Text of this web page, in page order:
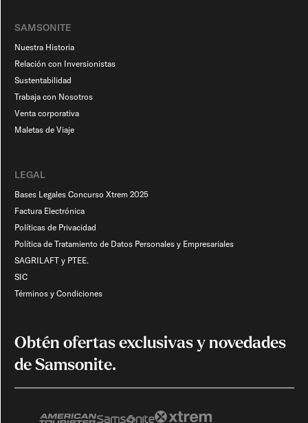
SAMSONITE
Nuestra Historia
Relación con Inversionistas
Sustentabilidad
Trabaja con Nosotros
Venta corporativa
Maletas de Viaje​
LEGAL
Bases Legales Concurso Xtrem 2025
Factura Electrónica
Políticas de Privacidad
Política de Tratamiento de Datos Personales y Empresariales
SAGRILAFT y PTEE.
SIC
Términos y Condiciones
Obtén ofertas exclusivas y novedades
de Samsonite.